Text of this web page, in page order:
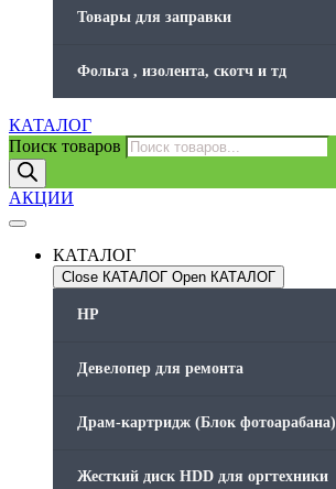
Товары для заправки
Фольга , изолента, скотч и тд
КАТАЛОГ
Поиск товаров
АКЦИИ
КАТАЛОГ
Close КАТАЛОГ Open КАТАЛОГ
HP
Девелопер для ремонта
Драм-картридж (Блок фотоарабана)
Жесткий диск HDD для оргтехники